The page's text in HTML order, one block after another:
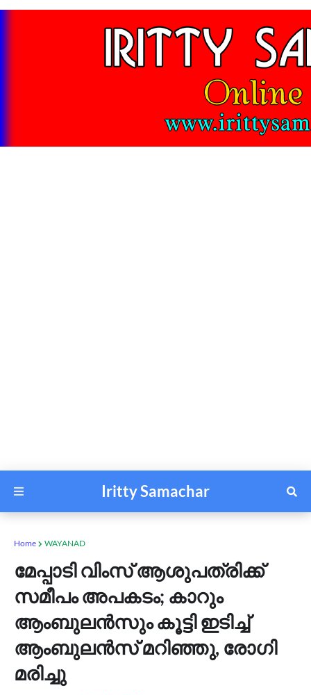
Iritty Samachar
Home WAYANAD
മേപ്പാടി വിംസ് ആശുപത്രിക്ക്
സമീപം അപകടം; കാറും
ആംബുലൻസും കൂട്ടി ഇടിച്ച്
ആംബുലൻസ് മറിഞ്ഞു, രോഗി
മരിച്ചു